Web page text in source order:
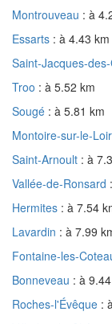
Montrouveau : à
Essarts : à 4.43 km
Saint-Jacques-
Troo : à 5.52 km
Sougé : à 5.81 km
Montoire-sur-le-Loir
Saint-Arnoult : à
Vallée-de-Ronsard
Hermites : à 7.54
Lavardin : à 7.99
Fontaine-les-
Bonneveau : à
Roches-l'Évêque :